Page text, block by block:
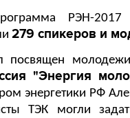
РЭН-
279 спикеров и
посвящен
"Энергия
энергетики РФ
ТЭК могли